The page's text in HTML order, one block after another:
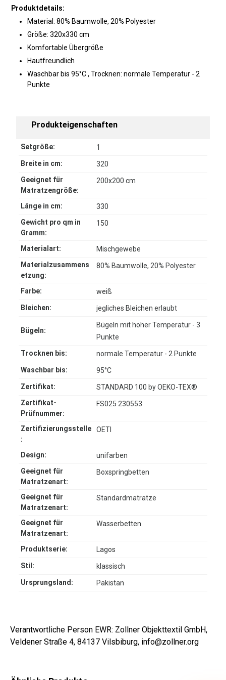
Produktdetails:
Material: 80% Baumwolle, 20% Polyester
Größe: 320x330 cm
Komfortable Übergröße
Hautfreundlich
Waschbar bis 95°C , Trocknen: normale Temperatur - 2
Punkte
Produkteigenschaften
Setgröße:
1
Breite in cm:
320
Geeignet für
Matratzengröße:
200x200 cm
Länge in cm:
330
Gewicht pro qm in
Gramm:
150
Materialart:
Mischgewebe
Materialzusammens
etzung:
80% Baumwolle, 20% Polyester
Farbe:
weiß
Bleichen:
jegliches Bleichen erlaubt
Bügeln:
Bügeln mit hoher Temperatur - 3
Punkte
Trocknen bis:
normale Temperatur - 2 Punkte
Waschbar bis:
95°C
Zertifikat:
STANDARD 100 by OEKO-TEX®
Zertifikat-
Prüfnummer:
FS025 230553
Zertifizierungsstelle
:
OETI
Design:
unifarben
Geeignet für
Matratzenart:
Boxspringbetten
Geeignet für
Matratzenart:
Standardmatratze
Geeignet für
Matratzenart:
Wasserbetten
Produktserie:
Lagos
Stil:
klassisch
Ursprungsland:
Pakistan
Verantwortliche Person EWR: Zollner Objekttextil GmbH,
Veldener Straße 4, 84137 Vilsbiburg, info@zollner.org